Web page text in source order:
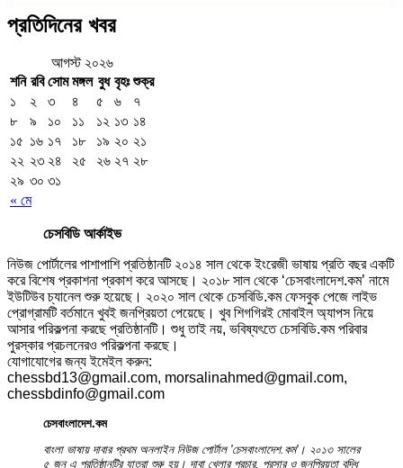
প্রতিদিনের খবর
আগস্ট ২০২৬
শনি রবি সোম মঙ্গল বুধ বৃহঃ শুক্র
« মে
১ ২ ৩ ৪ ৫ ৬
৭
৮
৯ ১০ ১১ ১২ ১৩ ১৪
১৫ ১৬ ১৭ ১৮ ১৯ ২০ ২১
২২ ২৩ ২৪ ২৫ ২৬ ২৭ ২৮
২৯ ৩০ ৩১
চেসবিডি আর্কাইভ
নিউজ পোর্টালের পাশাপাশি প্রতিষ্ঠানটি ২০১৪ সাল থেকে ইংরেজী ভাষায় প্রতি বছর একটি
করে বিশেষ প্রকাশনা প্রকাশ করে আসছে। ২০১৮ সাল থেকে ‘চেসবাংলাদেশ.কম’ নামে
ইউটিউব চ্যানেল শুরু হয়েছে। ২০২০ সাল থেকে চেসবিডি.কম ফেসবুক পেজে লাইভ
প্রোগ্রামটি বর্তমানে খুবই জনপ্রিয়তা পেয়েছে। খুব শিগগিরই মোবাইল অ্যাপস নিয়ে
আসার পরিকল্পনা করছে প্রতিষ্ঠানটি। শুধু তাই নয়, ভবিষ্যৎতে চেসবিডি.কম পরিবার
পুরস্কার প্রচলনেরও পরিকল্পনা করছে।
যোগাযোগের জন্য ইমেইল করুন:
chessbd13@gmail.com, morsalinahmed@gmail.com,
chessbdinfo@gmail.com
চেসবাংলাদেশ.কম
বাংলা ভাষায় দাবার প্রথম অনলাইন নিউজ পোর্টাল 'চেসবাংলাদেশ.কম'। ২০১৩ সালের
৫ জুন এ প্রতিষ্ঠানটির যাত্রা শুরু হয়। দাবা খেলার প্রচার, প্রসার ও জনপ্রিয়তা বৃদ্ধি